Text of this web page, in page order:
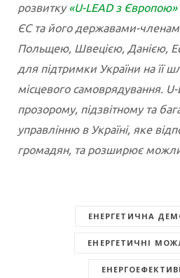
розвитку«U-LEAD з Європою»
ЄС та його державами-
Польщею, Швецією, Данією,
для підтримки України на її
місцевого самоврядування.
прозорому, підзвітному та
управлінню в Україні, яке
громадян, та розширює
ЕНЕРГЕТИЧНА
ЕНЕРГЕТИЧНІ